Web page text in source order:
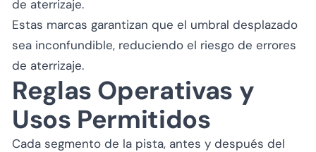
de aterrizaje.
Estas marcas garantizan que el umbral desplazado
sea inconfundible, reduciendo el riesgo de errores
de aterrizaje.
Reglas Operativas y
Usos Permitidos
Cada segmento de la pista, antes y después del